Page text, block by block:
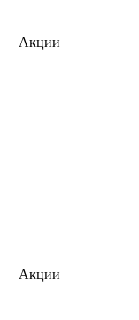
Акции
Акции